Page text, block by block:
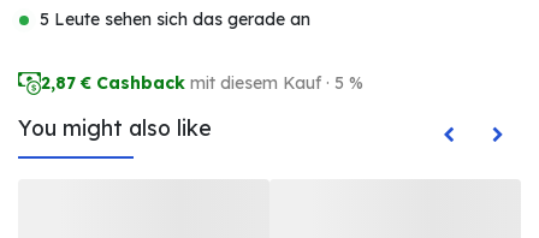
5 Leute sehen sich das gerade an
2,87 € Cashback mit diesem Kauf · 5 %
You might also like